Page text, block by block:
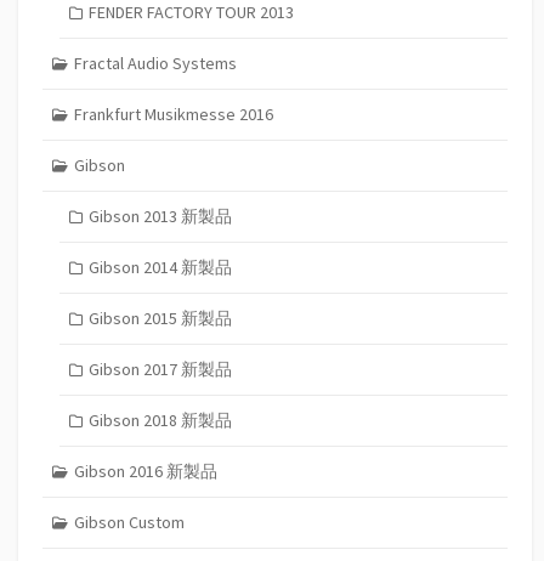
FENDER FACTORY TOUR 2013
Fractal Audio Systems
Frankfurt Musikmesse 2016
Gibson
Gibson 2013 新製品
Gibson 2014 新製品
Gibson 2015 新製品
Gibson 2017 新製品
Gibson 2018 新製品
Gibson 2016 新製品
Gibson Custom